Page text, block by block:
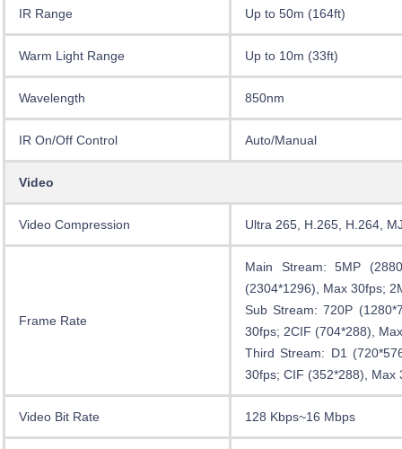
IR Range Up to 50m (164ft)
Warm Light Range Up to 10m (33ft)
Wavelength 850nm
IR On/Off Control Auto/Manual
Video
Video Compression Ultra 265, H.265, H.264,
Frame Rate
Main Stream: 5MP
(2304*1296), Max 30fps;
Sub Stream: 720P
30fps; 2CIF (704*288),
Third Stream: D1
30fps; CIF (352*288), Max
Video Bit Rate 128 Kbps~16 Mbps